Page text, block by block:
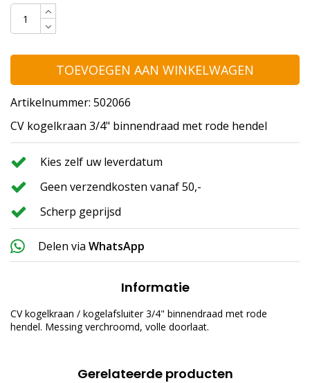
TOEVOEGEN AAN WINKELWAGEN
Artikelnummer: 502066
CV kogelkraan 3/4" binnendraad met rode hendel
Kies zelf uw leverdatum
Geen verzendkosten vanaf 50,-
Scherp geprijsd
Delen via WhatsApp
Informatie
CV kogelkraan / kogelafsluiter 3/4" binnendraad met rode
hendel. Messing verchroomd, volle doorlaat.
Gerelateerde producten